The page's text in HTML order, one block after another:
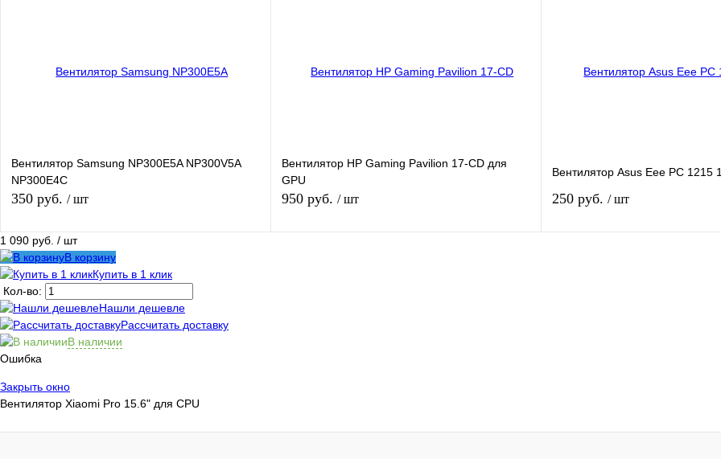
наличии
наличии
Вентилятор Samsung NP300E5A NP300V5A
NP300E4C
350 руб. / шт
Купить в 1 клик К сравнению
В избранное
В
Вентилятор HP Gaming Pavilion 17-CD для
GPU
950 руб. / шт
Вентилятор Asus Eee PC 1215
250 руб. / шт
1 090 руб. / шт
В корзину
Купить в 1 клик
Кол-во:
Нашли дешевле
Рассчитать доставку
В наличии
Ошибка
Закрыть окно
Вентилятор Xiaomi Pro 15.6" для CPU